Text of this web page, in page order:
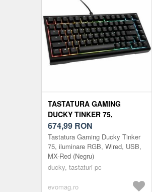
TASTATURA GAMING
DUCKY TINKER 75,
ILUMINARE RGB, WIRED,
USB, MX-RED (NEGRU)
674,99 RON
Tastatura Gaming Ducky Tinker
75, iluminare RGB, Wired, USB,
MX-Red (Negru)
ducky, tastaturi pc
evomag.ro